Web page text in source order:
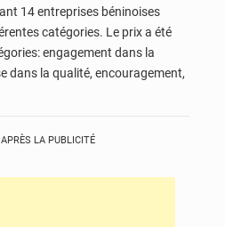
14 entreprises béninoises
catégories. Le prix a été
engagement dans la
dans la qualité, encouragement,
LA PUBLICITÉ